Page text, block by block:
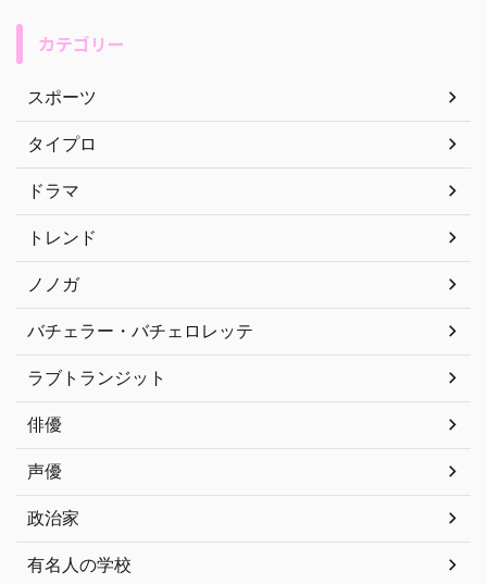
カテゴリー
スポーツ
タイプロ
ドラマ
トレンド
ノノガ
バチェラー・バチェロレッテ
ラブトランジット
俳優
声優
政治家
有名人の学校